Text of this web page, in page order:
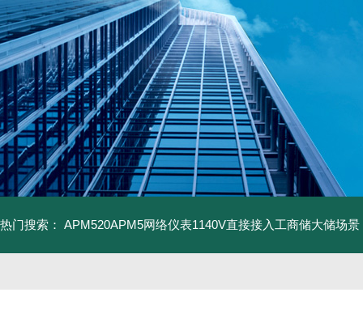
热门搜索： APM520APM5网络仪表1140V直接接入工商储大储场景